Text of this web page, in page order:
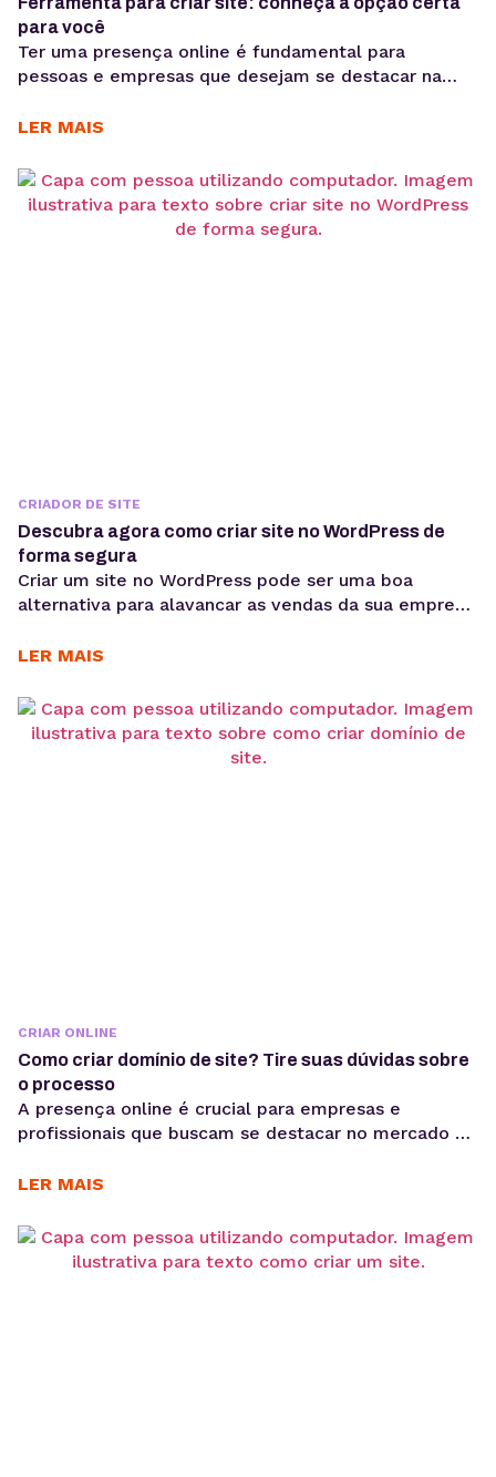
para você
Ter uma presença online é fundamental para
pessoas e empresas que desejam se destacar na
para isso. Por meio de um criador de site, você pode
eficiência em sua página. Mas como funcionam as
ferramentas para criar sites? Para...
LER MAIS
CRIADOR DE SITE
Descubra agora como criar site no WordPress de
forma segura
Criar um site no WordPress pode ser uma boa
alternativa para alavancar as vendas da sua empresa.
importante para alcançar novos clientes e reforçar a
saber como funciona o processo de criação de um
site. E é justamente isso...
LER MAIS
CRIAR ONLINE
Como criar domínio de site? Tire suas dúvidas sobre
o processo
A presença online é crucial para empresas e
profissionais que buscam se destacar no mercado e
enfrentam dificuldades na parte técnica,
de site. Mas sem esse passo essencial, seus clientes
não conseguirão encontrar o seu site. E embora
LER MAIS